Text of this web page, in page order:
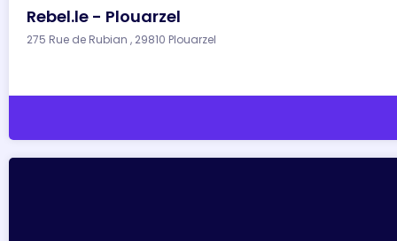
Rebel.le - Plouarzel
275 Rue de Rubian , 29810 Plouarzel